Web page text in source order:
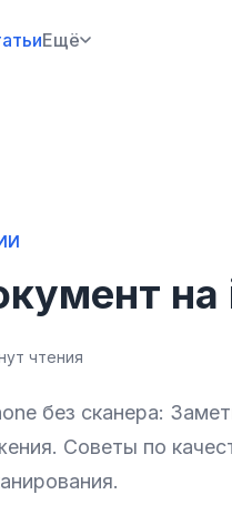
Ещё
на
чтения
без сканера:
Советы по